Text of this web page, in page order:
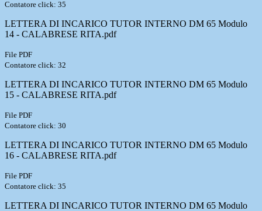
Contatore click: 35
LETTERA DI INCARICO TUTOR INTERNO DM 65 Modulo
14 - CALABRESE RITA.pdf
File PDF
Contatore click: 32
LETTERA DI INCARICO TUTOR INTERNO DM 65 Modulo
15 - CALABRESE RITA.pdf
File PDF
Contatore click: 30
LETTERA DI INCARICO TUTOR INTERNO DM 65 Modulo
16 - CALABRESE RITA.pdf
File PDF
Contatore click: 35
LETTERA DI INCARICO TUTOR INTERNO DM 65 Modulo